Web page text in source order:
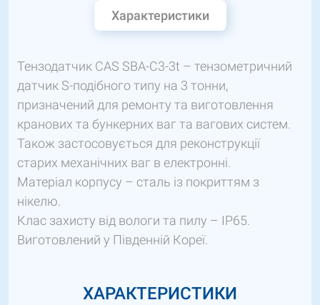
Характеристики
Тензодатчик CAS SBA-C3-3t – тензометричний
датчик S-подібного типу на 3 тонни,
призначений для ремонту та виготовлення
кранових та бункерних ваг та вагових систем.
Також застосовується для реконструкції
старих механічних ваг в електронні.
Матеріал корпусу – сталь із покриттям з
нікелю.
Клас захисту від вологи та пилу – IP65.
Виготовлений у Південній Кореї.
ХАРАКТЕРИСТИКИ